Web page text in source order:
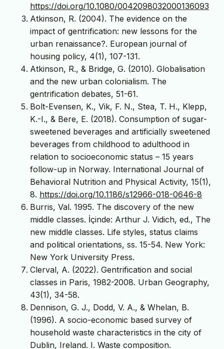
https://doi.org/10.1080/0042098032000136093
Atkinson, R. (2004). The evidence on the
impact of gentrification: new lessons for the
urban renaissance?. European journal of
housing policy, 4(1), 107-131.
Atkinson, R., & Bridge, G. (2010). Globalisation
and the new urban colonialism. The
gentrification debates, 51-61.
Bolt-Evensen, K., Vik, F. N., Stea, T. H., Klepp,
K.-I., & Bere, E. (2018). Consumption of sugar-
sweetened beverages and artificially sweetened
beverages from childhood to adulthood in
relation to socioeconomic status – 15 years
follow-up in Norway. International Journal of
Behavioral Nutrition and Physical Activity, 15(1),
8. https://doi.org/10.1186/s12966-018-0646-8
Burris, Val. 1995. The discovery of the new
middle classes. İçinde: Arthur J. Vidich, ed., The
new middle classes. Life styles, status claims
and political orientations, ss. 15-54. New York:
New York University Press.
Clerval, A. (2022). Gentrification and social
classes in Paris, 1982-2008. Urban Geography,
43(1), 34-58.
Dennison, G. J., Dodd, V. A., & Whelan, B.
(1996). A socio-economic based survey of
household waste characteristics in the city of
Dublin, Ireland. I. Waste composition.